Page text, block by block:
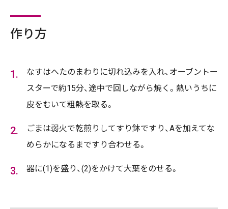
作り方
なすはへたのまわりに切れ込みを入れ、オーブントー
スターで約15分、途中で回しながら焼く。熱いうちに
皮をむいて粗熱を取る。
ごまは弱火で乾煎りしてすり鉢ですり、Aを加えてな
めらかになるまですり合わせる。
器に(1)を盛り、(2)をかけて大葉をのせる。